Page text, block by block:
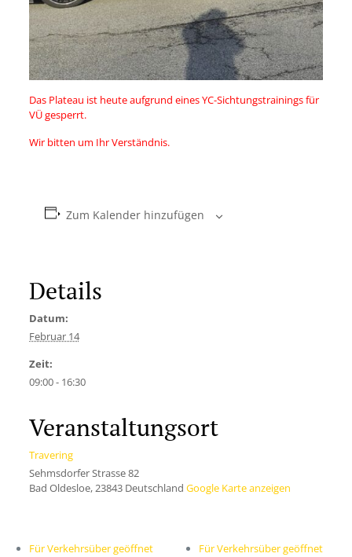
Das Plateau ist heute aufgrund eines YC-Sichtungstrainings für
VÜ gesperrt.
Wir bitten um Ihr Verständnis.
Zum Kalender hinzufügen
Details
Datum:
Februar 14
Zeit:
09:00 - 16:30
Veranstaltungsort
Travering
Sehmsdorfer Strasse 82
Bad Oldesloe,23843 Deutschland Google Karte anzeigen
Für Verkehrsüber geöffnet Für Verkehrsüber geöffnet